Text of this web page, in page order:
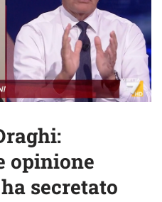
opinione
secretato